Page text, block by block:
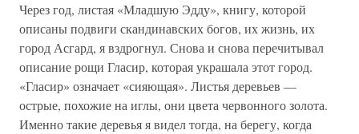
Через год, листая «Младшую Эдду», книгу, которой
описаны подвиги скандинавских богов, их жизнь, их
город Асгард, я вздрогнул. Снова и снова перечитывал
описание рощи Гласир, которая украшала этот город.
«Гласир» означает «сияющая». Листья деревьев —
острые, похожие на иглы, они цвета червонного золота.
Именно такие деревья я видел тогда, на берегу, когда